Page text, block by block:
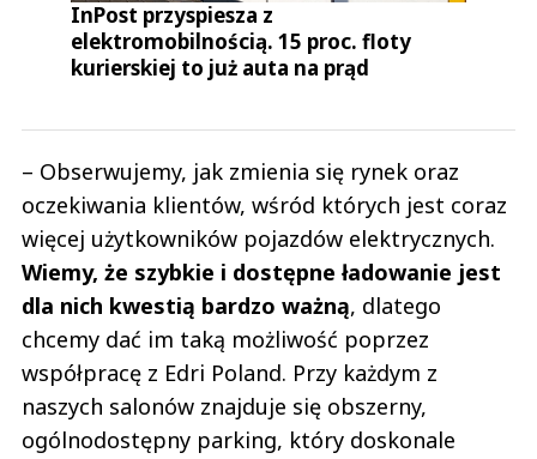
InPost przyspiesza z
elektromobilnością. 15 proc. floty
kurierskiej to już auta na prąd
– Obserwujemy, jak zmienia się rynek oraz
oczekiwania klientów, wśród których jest coraz
więcej użytkowników pojazdów elektrycznych.
Wiemy, że szybkie i dostępne ładowanie jest
dla nich kwestią bardzo ważną, dlatego
chcemy dać im taką możliwość poprzez
współpracę z Edri Poland. Przy każdym z
naszych salonów znajduje się obszerny,
ogólnodostępny parking, który doskonale